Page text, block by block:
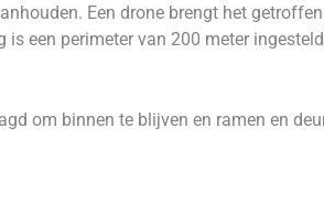
Een drone brengt het
een perimeter van 200 meter
om binnen te blijven en ramen en